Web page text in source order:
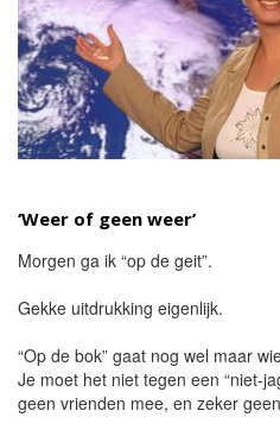
‘Weer of geen weer’
Morgen ga ik “op de geit”.
Gekke uitdrukking eigenlijk.
“Op de bok” gaat nog wel maar
Je moet het niet tegen een “niet-
geen vrienden mee, en zeker